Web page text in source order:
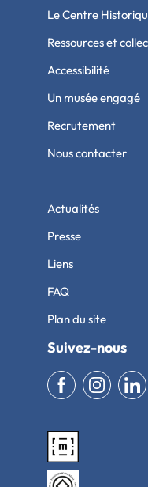
Le Centre
Ressources et
Accessibilité
Un musée engagé
Recrutement
Nous contacter
Actualités
Presse
Liens
FAQ
Plan du site
Suivez-nous